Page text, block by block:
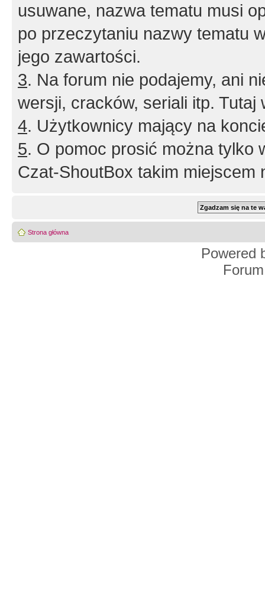
usuwane, nazwa tematu musi
po przeczytaniu nazwy tematu
jego zawartości.
3. Na forum nie podajemy, ani
wersji, cracków, seriali itp. Tutaj
4. Użytkownicy mający na
5. O pomoc prosić można tylko
Czat-ShoutBox takim miejscem
Strona główna
Powered